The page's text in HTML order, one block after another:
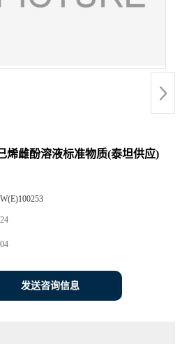
烯雌酚溶液标准物质(泰坦供应)
发送咨询信息